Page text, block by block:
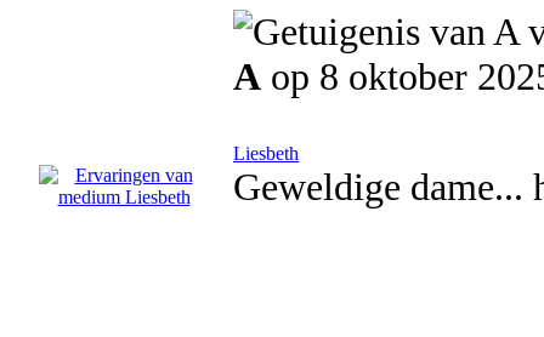
A op 8 oktober
Liesbeth
Geweldige dame...